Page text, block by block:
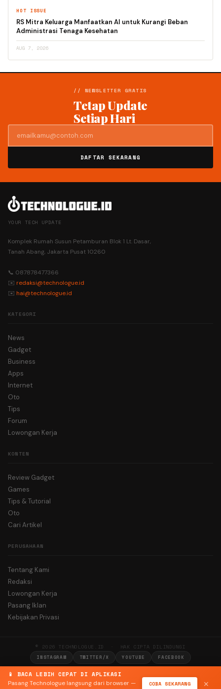
📱 BACA LEBIH CEPAT DI APLIKASI
Pasang Technologue langsung dari browser —
COBA SEKARANG ✕
HOT ISSUE
RS Mitra Keluarga Manfaatkan AI untuk Kurangi Beban
Administrasi Tenaga Kesehatan
AUG 7, 2026
// NEWSLETTER GRATIS
Tetap Update
Setiap Hari
DAFTAR SEKARANG
YOUR TECH UPDATE
Komplek Rumah Susun Petamburan Blok 1 Lt. Dasar,
Tanah Abang, Jakarta Pusat 10260
📞 087878477366
✉️ redaksi@technologue.id
✉️ hai@technologue.id
KATEGORI
News
Gadget
Business
Apps
Internet
Oto
Tips
Forum
Lowongan Kerja
KONTEN
Review Gadget
Games
Tips & Tutorial
Oto
Cari Artikel
PERUSAHAAN
Tentang Kami
Redaksi
Lowongan Kerja
Pasang Iklan
Kebijakan Privasi
© 2026 TECHNOLOGUE.ID · HAK CIPTA DILINDUNGI
INSTAGRAM TWITTER/X YOUTUBE FACEBOOK